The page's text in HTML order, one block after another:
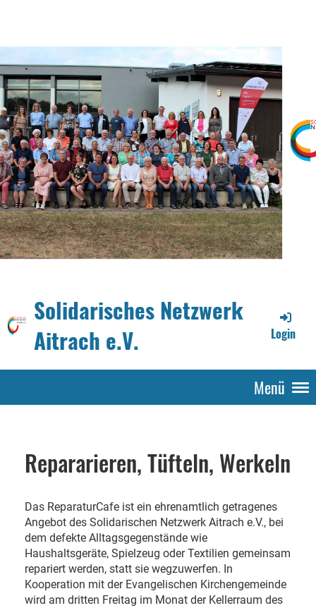
Solidarisches Netzwerk
Aitrach e.V.
Login
Menü
Repararieren, Tüfteln, Werkeln
Das ReparaturCafe ist ein ehrenamtlich getragenes
Angebot des Solidarischen Netzwerk Aitrach e.V., bei
dem defekte Alltagsgegenstände wie
Haushaltsgeräte, Spielzeug oder Textilien gemeinsam
repariert werden, statt sie wegzuwerfen. In
Kooperation mit der Evangelischen Kirchengemeinde
wird am dritten Freitag im Monat der Kellerraum des